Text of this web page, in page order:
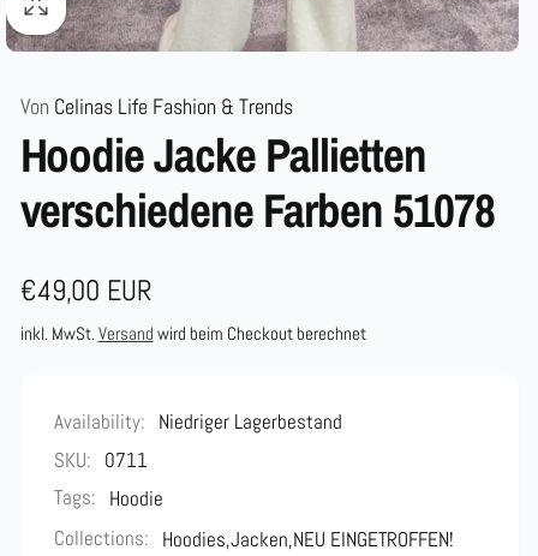
Von Celinas Life Fashion & Trends
Hoodie Jacke Pallietten
verschiedene Farben 51078
Normaler
Preis
€49,00 EUR
inkl. MwSt.Versand wird beim Checkout berechnet
Availability: Niedriger Lagerbestand
SKU: 0711
Tags: Hoodie
Collections: Hoodies,Jacken,NEU EINGETROFFEN!